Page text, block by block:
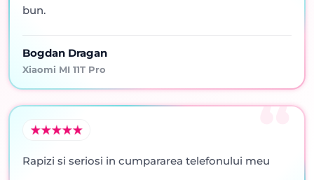
bun.
Bogdan Dragan
Xiaomi MI 11T Pro
Rapizi si seriosi in cumpararea telefonului meu